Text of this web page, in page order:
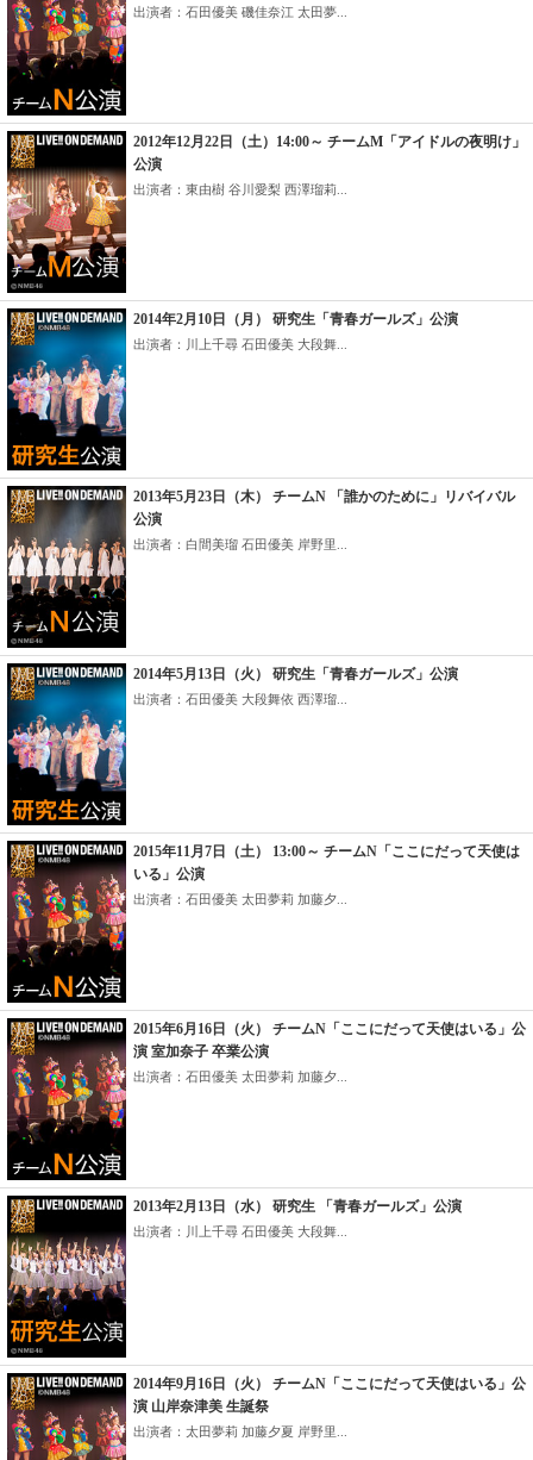
出演者：石田優美 磯佳奈江 太田夢...
2012年12月22日（土）14:00～ チームM「アイドルの夜明け」
公演
出演者：東由樹 谷川愛梨 西澤瑠莉...
2014年2月10日（月） 研究生「青春ガールズ」公演
出演者：川上千尋 石田優美 大段舞...
2013年5月23日（木） チームN 「誰かのために」リバイバル
公演
出演者：白間美瑠 石田優美 岸野里...
2014年5月13日（火） 研究生「青春ガールズ」公演
出演者：石田優美 大段舞依 西澤瑠...
2015年11月7日（土） 13:00～ チームN「ここにだって天使は
いる」公演
出演者：石田優美 太田夢莉 加藤夕...
2015年6月16日（火） チームN「ここにだって天使はいる」公
演 室加奈子 卒業公演
出演者：石田優美 太田夢莉 加藤夕...
2013年2月13日（水） 研究生 「青春ガールズ」公演
出演者：川上千尋 石田優美 大段舞...
2014年9月16日（火） チームN「ここにだって天使はいる」公
演 山岸奈津美 生誕祭
出演者：太田夢莉 加藤夕夏 岸野里...